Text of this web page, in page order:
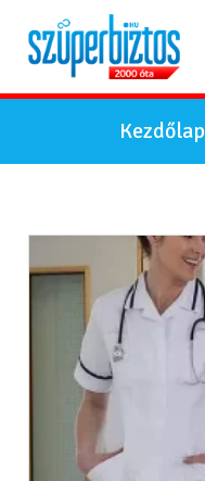
Kezdőlap